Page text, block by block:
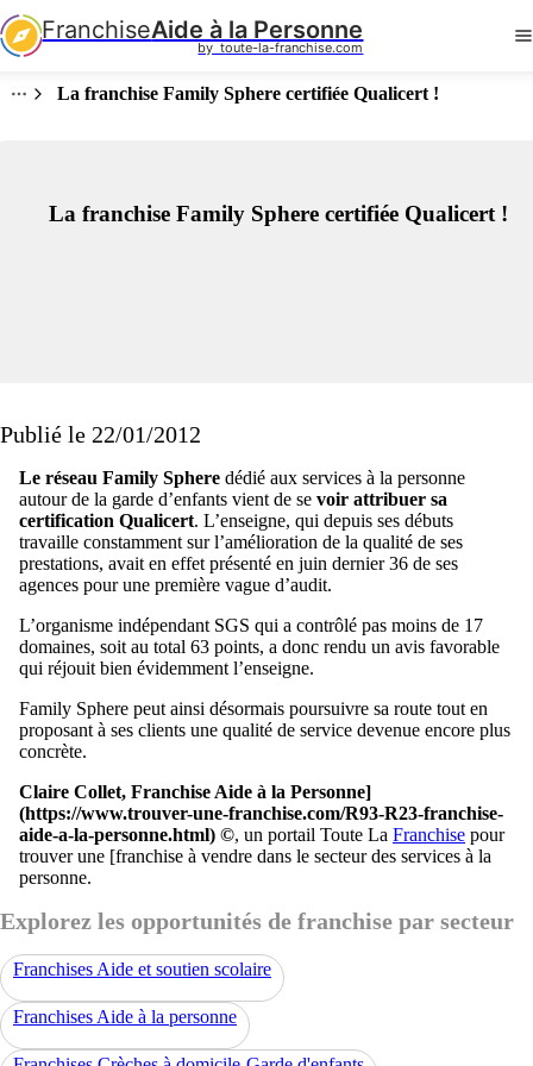
FranchiseAide à la Personne
by  toute-la-franchise.com
La franchise Family Sphere certifiée Qualicert !
La franchise Family Sphere certifiée Qualicert !
Publié le 22/01/2012
Le réseau Family Sphere dédié aux services à la personne
autour de la garde d’enfants vient de se voir attribuer sa
certification Qualicert. L’enseigne, qui depuis ses débuts
travaille constamment sur l’amélioration de la qualité de ses
prestations, avait en effet présenté en juin dernier 36 de ses
agences pour une première vague d’audit.
L’organisme indépendant SGS qui a contrôlé pas moins de 17
domaines, soit au total 63 points, a donc rendu un avis favorable
qui réjouit bien évidemment l’enseigne.
Family Sphere peut ainsi désormais poursuivre sa route tout en
proposant à ses clients une qualité de service devenue encore plus
concrète.
Claire Collet, Franchise Aide à la Personne]
(https://www.trouver-une-franchise.com/R93-R23-franchise-
aide-a-la-personne.html) ©, un portail Toute La Franchise pour
trouver une [franchise à vendre dans le secteur des services à la
personne.
Explorez les opportunités de franchise par secteur
Franchises Aide et soutien scolaire
Franchises Aide à la personne